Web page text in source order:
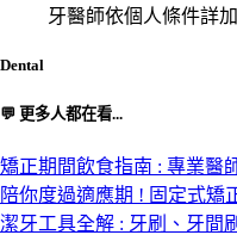
牙醫師依個人條件詳
Dental
💬 更多人都在看...
矯正期間飲食指南 : 專業醫
陪你度過適應期 ! 固定式矯
潔牙工具全解 : 牙刷、牙間